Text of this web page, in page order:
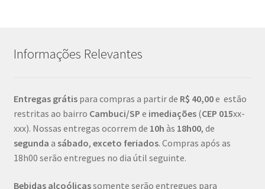
Informações Relevantes
Entregas grátis para compras a partir de R$ 40,00e estão
restritas ao bairro Cambuci/SP e imediações(CEP 015xx-
xxx). Nossas entregas ocorrem de 10h às 18h00, de
segunda a sábado, exceto feriados. Compras após as
18h00 serão entregues no dia útil seguinte.
Bebidas alcoólicassomente serão entregues para